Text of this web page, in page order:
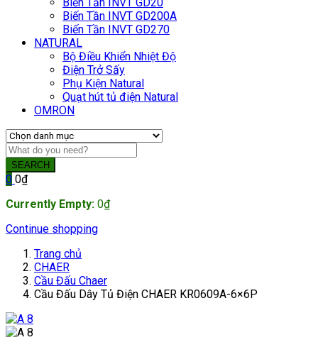
Biến Tần INVT GD200A
Biến Tần INVT GD270
NATURAL
Bộ Điều Khiển Nhiệt Độ
Điện Trở Sấy
Phụ Kiện Natural
Quạt hút tủ điện Natural
OMRON
SEARCH
0 0₫
Currently Empty: 0₫
Continue shopping
Trang chủ
CHAER
Cầu Đấu Chaer
Cầu Đấu Dây Tủ Điện CHAER KR0609A-6×6P